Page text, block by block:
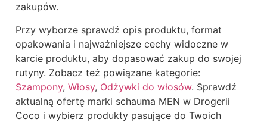
zakupów.
Przy wyborze sprawdź opis produktu, format
opakowania i najważniejsze cechy widoczne w
karcie produktu, aby dopasować zakup do swojej
rutyny. Zobacz też powiązane kategorie:
Szampony, Włosy, Odżywki do włosów. Sprawdź
aktualną ofertę marki schauma MEN w Drogerii
Coco i wybierz produkty pasujące do Twoich